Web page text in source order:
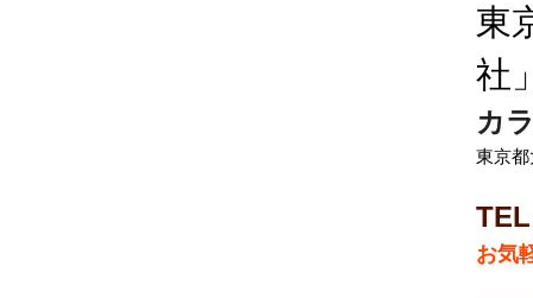
東
社
カ
東京
お気